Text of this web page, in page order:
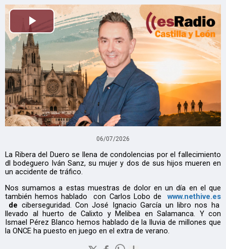
Reproducir
06/07/2026
La Ribera del Duero se llena de condolencias por el fallecimiento
dl bodeguero Iván Sanz, su mujer y dos de sus hijos mueren en
un accidente de tráfico.
Nos sumamos a estas muestras de dolor en un día en el que
también hemos hablado con Carlos Lobo de
www.nethive.es
de ciberseguridad. Con José Ignacio García un libro nos ha
llevado al huerto de Calixto y Melibea en Salamanca. Y con
Ismael Pérez Blanco hemos hablado de la lluvia de millones que
la ONCE ha puesto en juego en el extra de verano.